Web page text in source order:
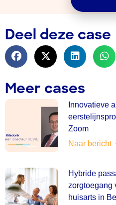
Deel deze case
Meer cases
Innovatieve
Zoom
Naar bericht
Hybride
zorgtoegang
huisarts in